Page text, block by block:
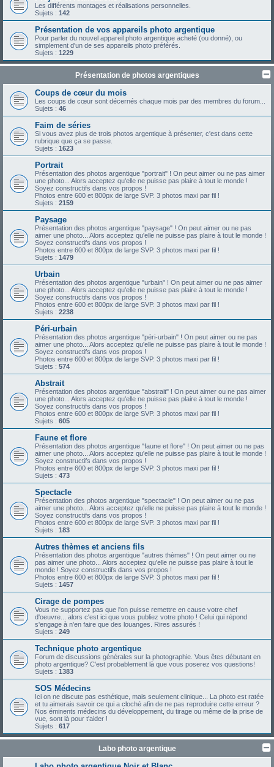
Les différents montages et réalisations personnelles.
Sujets : 142
Présentation de vos appareils photo argentique
Pour parler du nouvel appareil photo argentique acheté (ou donné), ou
simplement d'un de ses appareils photo préférés.
Sujets : 1229
Présentation de photos argentiques
Coups de cœur du mois
Les coups de cœur sont décernés chaque mois par des membres du forum...
Sujets : 46
Faim de séries
Si vous avez plus de trois photos argentique à présenter, c'est dans cette
rubrique que ça se passe.
Sujets : 1623
Portrait
Présentation des photos argentique "portrait" ! On peut aimer ou ne pas aimer
une photo... Alors acceptez qu'elle ne puisse pas plaire à tout le monde !
Soyez constructifs dans vos propos !
Photos entre 600 et 800px de large SVP. 3 photos maxi par fil !
Sujets : 2159
Paysage
Présentation des photos argentique "paysage" ! On peut aimer ou ne pas
aimer une photo... Alors acceptez qu'elle ne puisse pas plaire à tout le monde !
Soyez constructifs dans vos propos !
Photos entre 600 et 800px de large SVP. 3 photos maxi par fil !
Sujets : 1479
Urbain
Présentation des photos argentique "urbain" ! On peut aimer ou ne pas aimer
une photo... Alors acceptez qu'elle ne puisse pas plaire à tout le monde !
Soyez constructifs dans vos propos !
Photos entre 600 et 800px de large SVP. 3 photos maxi par fil !
Sujets : 2238
Péri-urbain
Présentation des photos argentique "péri-urbain" ! On peut aimer ou ne pas
aimer une photo... Alors acceptez qu'elle ne puisse pas plaire à tout le monde !
Soyez constructifs dans vos propos !
Photos entre 600 et 800px de large SVP. 3 photos maxi par fil !
Sujets : 574
Abstrait
Présentation des photos argentique "abstrait" ! On peut aimer ou ne pas aimer
une photo... Alors acceptez qu'elle ne puisse pas plaire à tout le monde !
Soyez constructifs dans vos propos !
Photos entre 600 et 800px de large SVP. 3 photos maxi par fil !
Sujets : 605
Faune et flore
Présentation des photos argentique "faune et flore" ! On peut aimer ou ne pas
aimer une photo... Alors acceptez qu'elle ne puisse pas plaire à tout le monde !
Soyez constructifs dans vos propos !
Photos entre 600 et 800px de large SVP. 3 photos maxi par fil !
Sujets : 473
Spectacle
Présentation des photos argentique "spectacle" ! On peut aimer ou ne pas
aimer une photo... Alors acceptez qu'elle ne puisse pas plaire à tout le monde !
Soyez constructifs dans vos propos !
Photos entre 600 et 800px de large SVP. 3 photos maxi par fil !
Sujets : 183
Autres thèmes et anciens fils
Présentation des photos argentique "autres thèmes" ! On peut aimer ou ne
pas aimer une photo... Alors acceptez qu'elle ne puisse pas plaire à tout le
monde ! Soyez constructifs dans vos propos !
Photos entre 600 et 800px de large SVP. 3 photos maxi par fil !
Sujets : 1457
Cirage de pompes
Vous ne supportez pas que l'on puisse remettre en cause votre chef
d'oeuvre... alors c'est ici que vous publiez votre photo ! Celui qui répond
s'engage à n'en faire que des louanges. Rires assurés !
Sujets : 249
Technique photo argentique
Forum de discussions générales sur la photographie. Vous êtes débutant en
photo argentique? C'est probablement là que vous poserez vos questions!
Sujets : 1383
SOS Médecins
Ici on ne discute pas esthétique, mais seulement clinique... La photo est ratée
et tu aimerais savoir ce qui a cloché afin de ne pas reproduire cette erreur ?
Nos éminents médecins du développement, du tirage ou même de la prise de
vue, sont là pour t'aider !
Sujets : 617
Labo photo argentique